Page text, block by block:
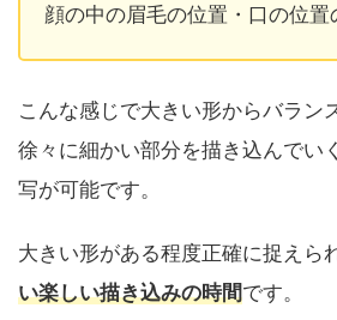
顔の中の眉毛の位置・口の位置
こんな感じで大きい形からバラン
徐々に細かい部分を描き込んでい
写が可能です。
大きい形がある程度正確に捉えら
い楽しい描き込みの時間です。